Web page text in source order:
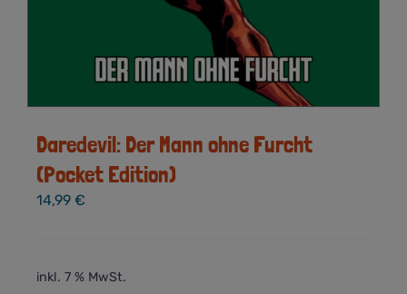
Daredevil: Der Mann ohne Furcht
(Pocket Edition)
14,99 €
inkl. 7 % MwSt.